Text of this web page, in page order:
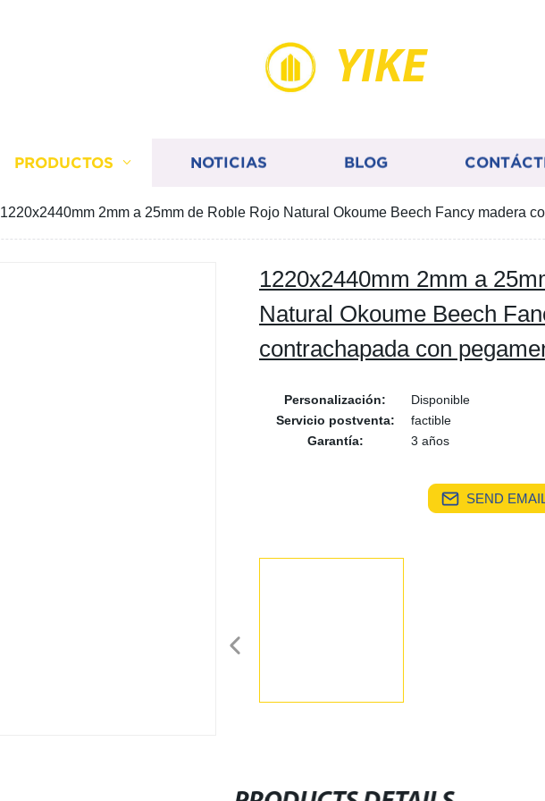
YIKE
PRODUCTOS NOTICIAS BLOG
1220x2440mm 2mm a 25mm de Roble Rojo Natural Okoume Beech Fancy madera
1220x2440mm 2mm a
Natural Okoume Beech
contrachapada con
Personalización:
Disponible
Servicio postventa:
factible
Garantía:
3 años
SEND